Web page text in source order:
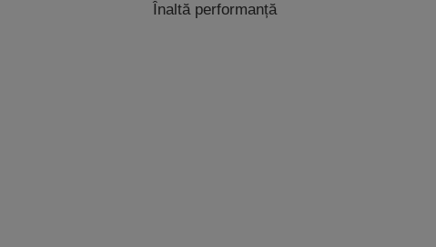
Înaltă performanță